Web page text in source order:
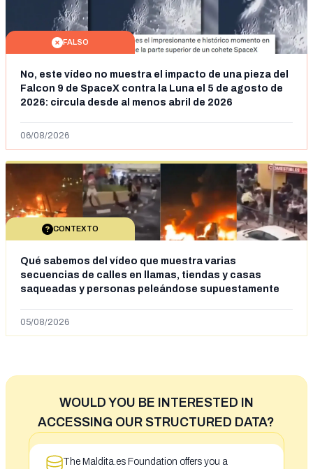
FALSO
No, este vídeo no muestra el impacto de una pieza del
Falcon 9 de SpaceX contra la Luna el 5 de agosto de
2026: circula desde al menos abril de 2026
06/08/2026
CONTEXTO
Qué sabemos del vídeo que muestra varias
secuencias de calles en llamas, tiendas y casas
saqueadas y personas peleándose supuestamente
situación irregular a Ceuta
05/08/2026
WOULD YOU BE INTERESTED IN
ACCESSING OUR STRUCTURED DATA?
The Maldita.es Foundation offers you a